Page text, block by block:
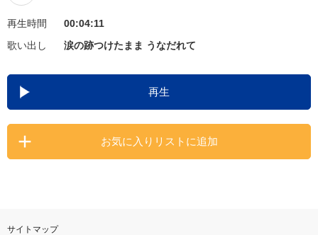
お知らせ よくあるご質問
DAMの新曲・ランキングなど
カラオケ最新情報をチェック！
再生時間
00:04:11
歌い出し
涙の跡つけたまま うなだれて
再生
お気に入りリストに追加
サイトマップ